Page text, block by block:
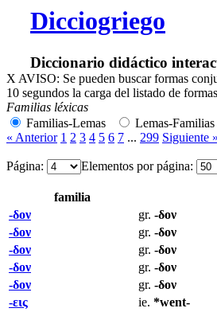
Dicciogriego
Diccionario didáctico
X AVISO: Se pueden buscar formas
10 segundos la carga del listado de
Familias léxicas
Familias-Lemas
Lemas-Familias
« Anterior 1 2 3 4 5 6 7 ... 299 Siguiente »
Página: Elementos por página:
familia
-δον
gr. -δον
-δον
gr. -δον
-δον
gr. -δον
-δον
gr. -δον
-δον
gr. -δον
-εις
ie. *went-